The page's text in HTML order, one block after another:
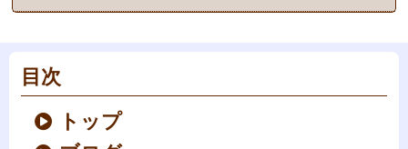
目次
トップ